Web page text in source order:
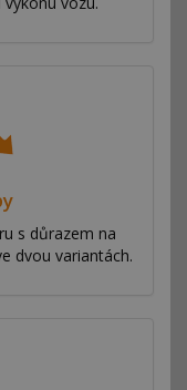
s důrazem na
dvou variantách.